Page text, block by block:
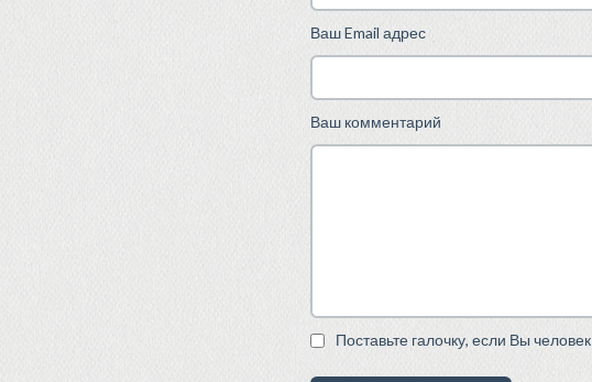
Ваш Email адрес
Ваш комментарий
Поставьте галочку, если Вы человек